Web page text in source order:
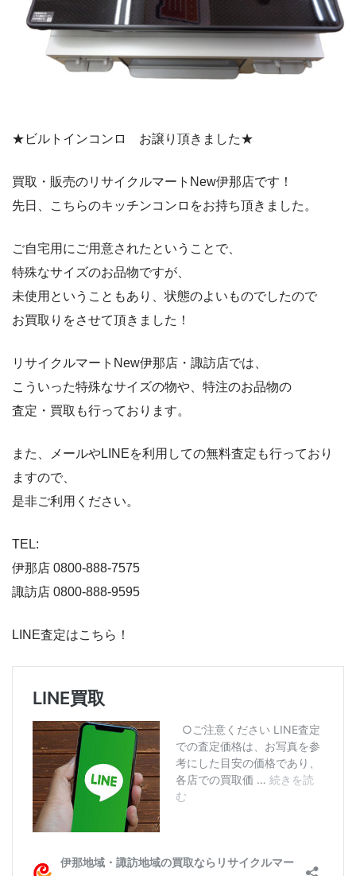
★ビルトインコンロ お譲り頂きました★
買取・販売のリサイクルマートNew伊那店です！
先日、こちらのキッチンコンロをお持ち頂きました。
ご自宅用にご用意されたということで、
特殊なサイズのお品物ですが、
未使用ということもあり、状態のよいものでしたので
お買取りをさせて頂きました！
リサイクルマートNew伊那店・諏訪店では、
こういった特殊なサイズの物や、特注のお品物の
査定・買取も行っております。
また、メールやLINEを利用しての無料査定も行っており
ますので、
是非ご利用ください。
TEL:
伊那店 0800-888-7575
諏訪店 0800-888-9595
LINE査定はこちら！